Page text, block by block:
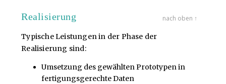
Realisierung nach oben ↑
Typische Leistungen in der Phase der
Realisierung sind:
Umsetzung des gewählten Prototypen in
fertigungsgerechte Daten